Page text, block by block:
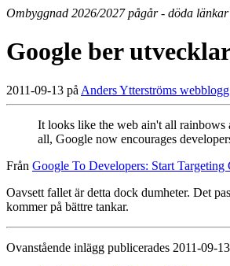
Ombyggnad 2026/2027 pågår - döda länkar
Google ber
2011-09-13 på Anders Ytterströms webblogg
It looks like the web ain't all rainbows
all, Google now encourages
Från Google To Developers: Start
Oavsett fallet är detta dock dumheter. Det
kommer på bättre tankar.
Ovanstående inlägg publicerades 2011-09-